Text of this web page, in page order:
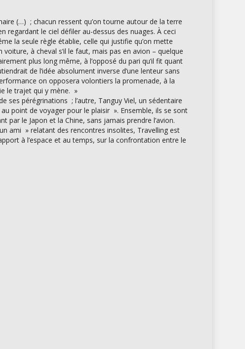
(…) ; chacun ressent qu’on tourne autour de la terre
regardant le ciel défiler au-dessus des nuages. À ceci
la seule règle établie, celle qui justifie qu’on mette
à cheval s’il le faut, mais pas en avion – quelque
plus long même, à l’opposé du pari qu’il fit quant
de l’idée absolument inverse d’une lenteur sans
on opposera volontiers la promenade, à la
le trajet qui y mène. »
ses pérégrinations ; l’autre, Tanguy Viel, un sédentaire
point de voyager pour le plaisir ». Ensemble, ils se sont
par le Japon et la Chine, sans jamais prendre l’avion.
ami » relatant des rencontres insolites, Travelling est
à l’espace et au temps, sur la confrontation entre le